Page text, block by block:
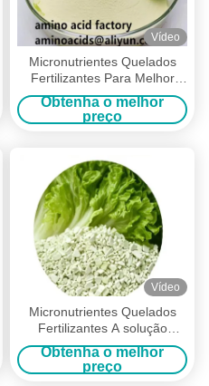
Vídeo
Micronutrientes Quelados
Fertilizantes Para Melhor
Absorção de Nutrientes e
Melhor Saúde das Plantas
Obtenha o melhor
preço
Vídeo
Micronutrientes Quelados
Fertilizantes A solução
perfeita para uma nutrição
ideal das plantas e tolerância
ao estresse
Obtenha o melhor
preço